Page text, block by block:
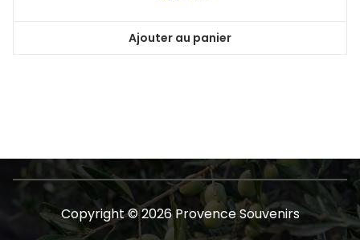
Ajouter au panier
Copyright © 2026 Provence Souvenirs